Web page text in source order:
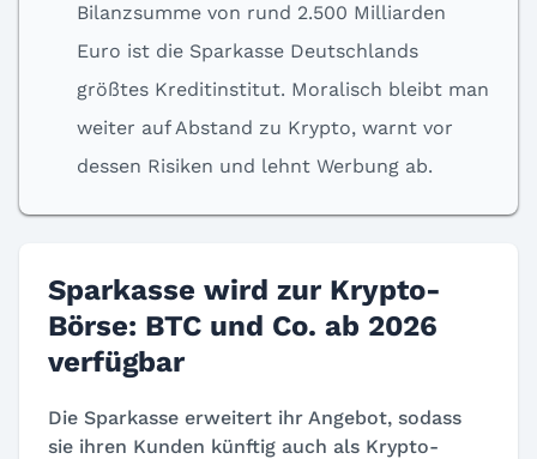
Bilanzsumme von rund 2.500 Milliarden
Euro ist die Sparkasse Deutschlands
größtes Kreditinstitut. Moralisch bleibt man
weiter auf Abstand zu Krypto, warnt vor
dessen Risiken und lehnt Werbung ab.
Sparkasse wird zur Krypto-
Börse: BTC und Co. ab 2026
verfügbar
Die Sparkasse erweitert ihr Angebot, sodass
sie ihren Kunden künftig auch als Krypto-